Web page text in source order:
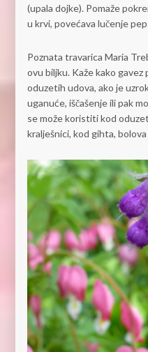
(upala dojke). Pomaže
u krvi, povećava lučenje
Poznata travarica Maria
ovu biljku. Kaže kako
oduzetih udova, ako je
uganuće, iščašenje ili pak
se može koristiti kod
kralješnici, kod gihta,